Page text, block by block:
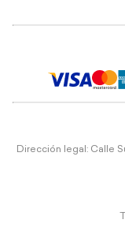
Dirección legal: Calle